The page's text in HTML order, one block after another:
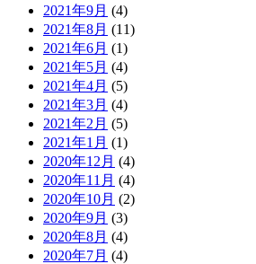
2021年9月 (4)
2021年8月 (11)
2021年6月 (1)
2021年5月 (4)
2021年4月 (5)
2021年3月 (4)
2021年2月 (5)
2021年1月 (1)
2020年12月 (4)
2020年11月 (4)
2020年10月 (2)
2020年9月 (3)
2020年8月 (4)
2020年7月 (4)